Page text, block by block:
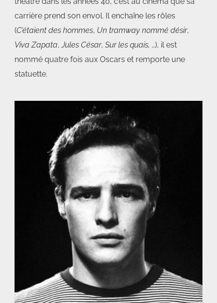
carrière prend son envol. Il enchaîne les rôles
(C’étaient des hommes, Un tramway nommé désir,
Viva Zapata,Jules César, Sur les quais, …), il est
nommé quatre fois aux Oscars et remporte une
statuette.